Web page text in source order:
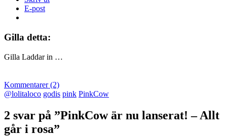
E-post
Gilla detta:
Gilla Laddar in …
Kommentarer (2)
@lolitaloco godis pink PinkCow
2 svar på ”PinkCow är nu lanserat! – Allt
går i rosa”